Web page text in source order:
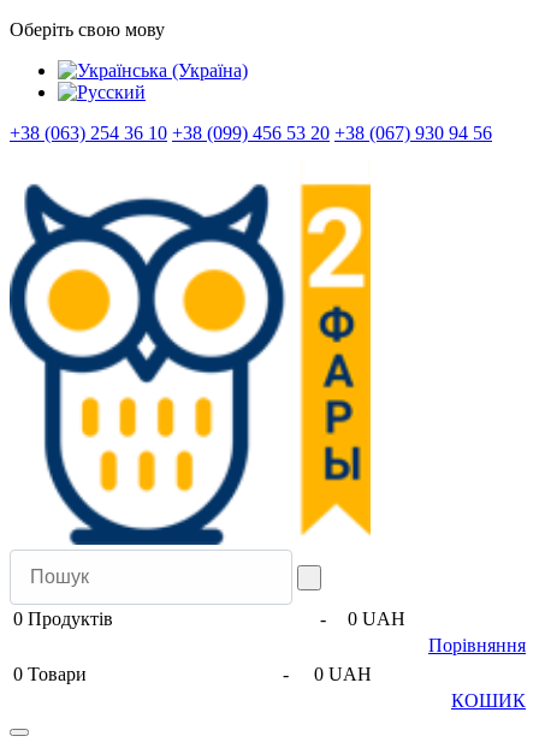
Оберіть свою мову
+38 (063) 254 36 10 +38 (099) 456 53 20 +38 (067) 930 94 56
0 Продуктів -
0 UAH
Порівняння
0 Товари -
0 UAH
КОШИК